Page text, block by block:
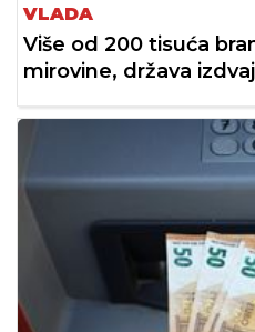
VLADA
Više od 200 tisuća
mirovine, država